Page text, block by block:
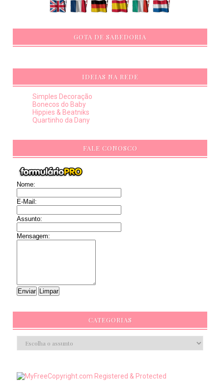
GOTA DE SABEDORIA
IDEIAS NA REDE
Simples Decoração
Bonecos do Baby
Hippies & Beatniks
Quartinho da Dany
FALE CONOSCO
Nome:
E-Mail:
Assunto:
Mensagem:
CATEGORIAS